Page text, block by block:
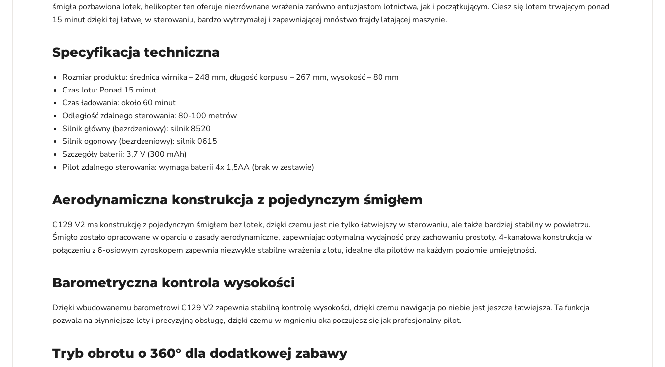
śmigła pozbawiona lotek, helikopter ten oferuje niezrównane wrażenia zarówno entuzjastom lotnictwa, jak i początkującym. Ciesz się lotem trwającym ponad
15 minut dzięki tej łatwej w sterowaniu, bardzo wytrzymałej i zapewniającej mnóstwo frajdy latającej maszynie.
Specyfikacja techniczna
Rozmiar produktu: średnica wirnika – 248 mm, długość korpusu – 267 mm, wysokość – 80 mm
Czas lotu: Ponad 15 minut
Czas ładowania: około 60 minut
Odległość zdalnego sterowania: 80-100 metrów
Silnik główny (bezrdzeniowy): silnik 8520
Silnik ogonowy (bezrdzeniowy): silnik 0615
Szczegóły baterii: 3,7 V (300 mAh)
Pilot zdalnego sterowania: wymaga baterii 4x 1,5AA (brak w zestawie)
Aerodynamiczna konstrukcja z pojedynczym śmigłem
C129 V2 ma konstrukcję z pojedynczym śmigłem bez lotek, dzięki czemu jest nie tylko łatwiejszy w sterowaniu, ale także bardziej stabilny w powietrzu.
Śmigło zostało opracowane w oparciu o zasady aerodynamiczne, zapewniając optymalną wydajność przy zachowaniu prostoty. 4-kanałowa konstrukcja w
połączeniu z 6-osiowym żyroskopem zapewnia niezwykle stabilne wrażenia z lotu, idealne dla pilotów na każdym poziomie umiejętności.
Barometryczna kontrola wysokości
Dzięki wbudowanemu barometrowi C129 V2 zapewnia stabilną kontrolę wysokości, dzięki czemu nawigacja po niebie jest jeszcze łatwiejsza. Ta funkcja
pozwala na płynniejsze loty i precyzyjną obsługę, dzięki czemu w mgnieniu oka poczujesz się jak profesjonalny pilot.
Tryb obrotu o 360° dla dodatkowej zabawy